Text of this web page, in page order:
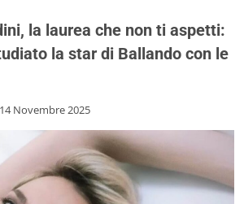
la laurea che non ti aspetti:
la star di Ballando con le
14 Novembre 2025